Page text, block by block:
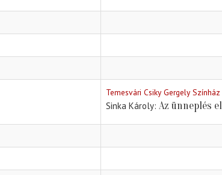
Temesvári Csiky Gergely Színház
Sinka Károly Az ünneplés